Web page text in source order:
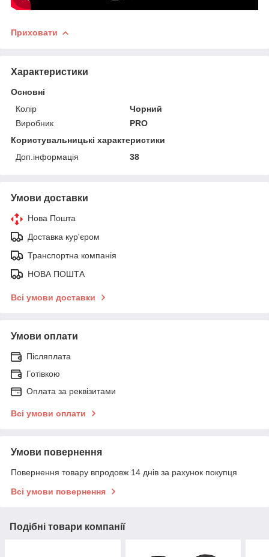
Приховати
Характеристики
Основні
Колір
Чорний
Виробник
PRO
Користувальницькі характеристики
Доп.інформація
38
Умови доставки
Нова Пошта
Доставка кур'єром
Транспортна компанія
НОВА ПОШТА
Всі умови доставки
Умови оплати
Післяплата
Готівкою
Оплата за реквізитами
Всі умови оплати
Умови повернення
Повернення товару впродовж 14 днів за рахунок покупця
Всі умови повернення
Подібні товари компанії